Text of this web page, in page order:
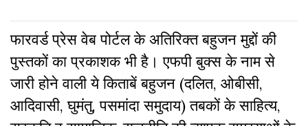
फारवर्ड प्रेस वेब पोर्टल के अतिरिक्‍त बहुजन मुद्दों की
पुस्‍तकों का प्रकाशक भी है। एफपी बुक्‍स के नाम से
जारी होने वाली ये किताबें बहुजन (दलित, ओबीसी,
आदिवासी, घुमंतु, पसमांदा समुदाय) तबकों के साहित्‍य,